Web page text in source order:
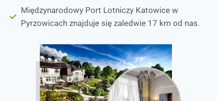
Międzynarodowy Port Lotniczy Katowice w
Pyrzowicach znajduje się zaledwie 17 km od nas.